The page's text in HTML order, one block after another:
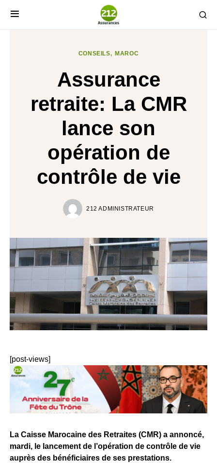
CONSEILS MAROC
Assurance
retraite: La CMR
lance son
opération de
contrôle de vie
212 ADMINISTRATEUR
[post-views]
La Caisse Marocaine des Retraites (CMR) a annoncé,
mardi, le lancement de l’opération de contrôle de vie
auprès des bénéficiaires de ses prestations.